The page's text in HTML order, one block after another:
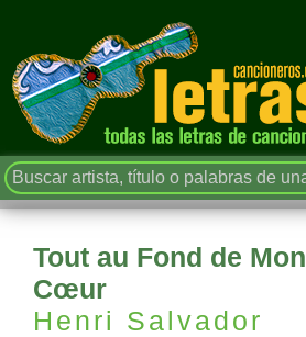
Tout au Fond de Mon
Cœur
Henri Salvador